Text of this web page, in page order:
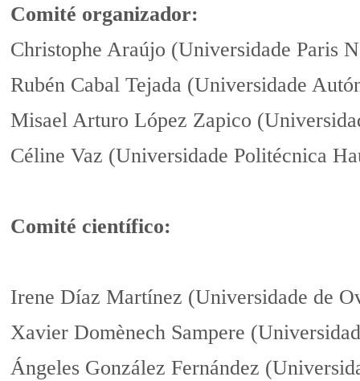
Comité organizador:
Christophe Araújo (Universidade Paris
Rubén Cabal Tejada (Universidade
Misael Arturo López Zapico
Céline Vaz (Universidade Politécnica
Comité científico:
Irene Díaz Martínez (Universidade de
Xavier Domènech Sampere
Ángeles González Fernández